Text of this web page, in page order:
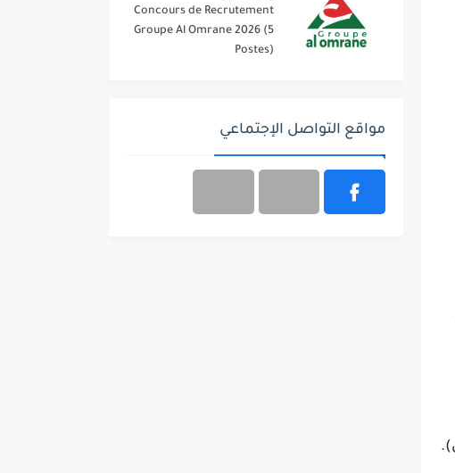
Concours de Recrutement
Groupe Al Omrane 2026 (5
Postes)
مواقع التواصل الإجتماعي